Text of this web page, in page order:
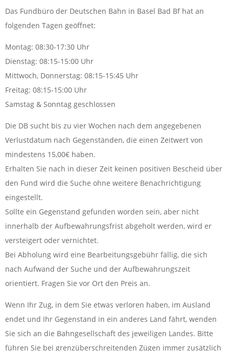
Das Fundbüro der Deutschen Bahn in Basel Bad Bf hat an
folgenden Tagen geöffnet:
Montag: 08:30-17:30 Uhr
Dienstag: 08:15-15:00 Uhr
Mittwoch, Donnerstag: 08:15-15:45 Uhr
Freitag: 08:15-15:00 Uhr
Samstag & Sonntag geschlossen
Die DB sucht bis zu vier Wochen nach dem angegebenen
Verlustdatum nach Gegenständen, die einen Zeitwert von
mindestens 15,00€ haben.
Erhalten Sie nach in dieser Zeit keinen positiven Bescheid über
den Fund wird die Suche ohne weitere Benachrichtigung
eingestellt.
Sollte ein Gegenstand gefunden worden sein, aber nicht
innerhalb der Aufbewahrungsfrist abgeholt werden, wird er
versteigert oder vernichtet.
Bei Abholung wird eine Bearbeitungsgebühr fällig, die sich
nach Aufwand der Suche und der Aufbewahrungszeit
orientiert. Fragen Sie vor Ort den Preis an.
Wenn Ihr Zug, in dem Sie etwas verloren haben, im Ausland
endet und Ihr Gegenstand in ein anderes Land fährt, wenden
Sie sich an die Bahngesellschaft des jeweiligen Landes. Bitte
führen Sie bei grenzüberschreitenden Zügen immer zusätzlich